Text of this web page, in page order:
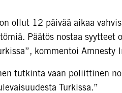
ollut 12 päivää aikaa
Päätös nostaa
kommentoi Amnesty
tutkinta vaan poliittinen
Turkissa.”